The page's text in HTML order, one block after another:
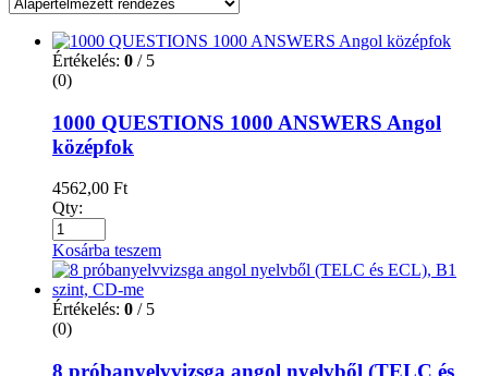
Értékelés: 0 / 5
(0)
1000 QUESTIONS 1000 ANSWERS Angol
középfok
4562,00 Ft
Qty:
Kosárba teszem
Értékelés: 0 / 5
(0)
8 próbanyelvvizsga angol nyelvből (TELC és